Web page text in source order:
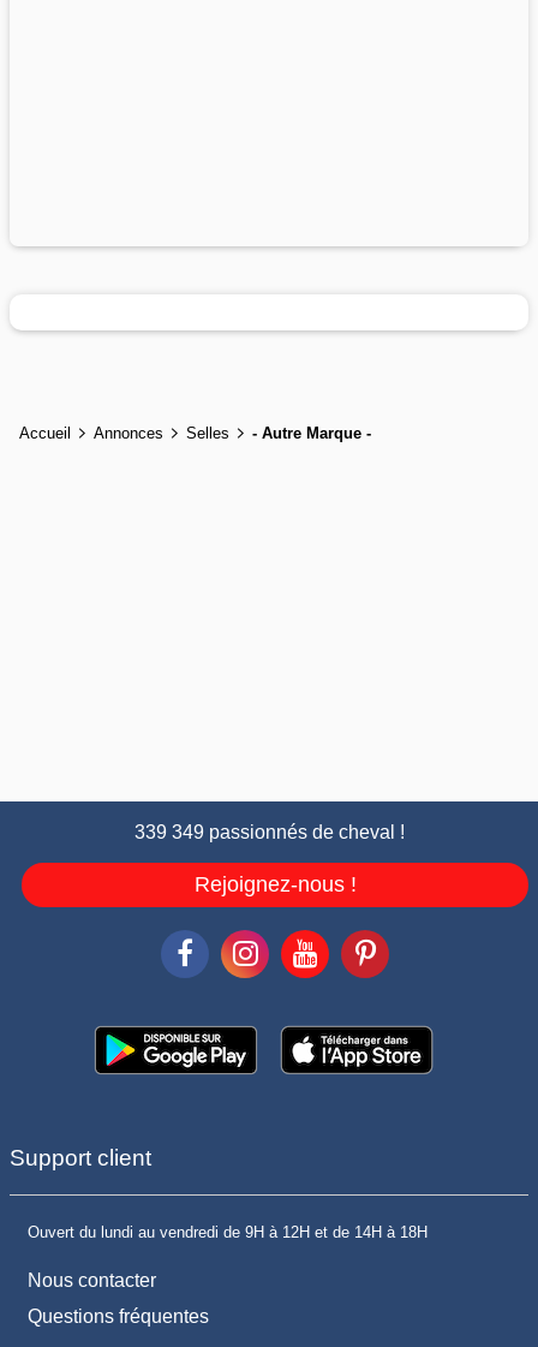
Accueil Annonces Selles - Autre Marque -
339 349 passionnés de cheval !
Rejoignez-nous !
Support client
Ouvert du lundi au vendredi de 9H à 12H et de 14H à 18H
Nous contacter
Questions fréquentes